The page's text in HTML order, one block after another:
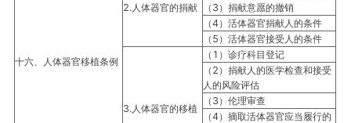
十六、人体器官移植条例
2.人体器官的捐献
（3）捐献意愿的撤销
（4）活体器官捐献人的条件
（5）活体器官接受人的条件
3.人体器官的移植
（1）诊疗科目登记
（2）捐献人的医学检查和接受
人的风险评估
（3）伦理审查
（4）摘取活体器官应当履行的